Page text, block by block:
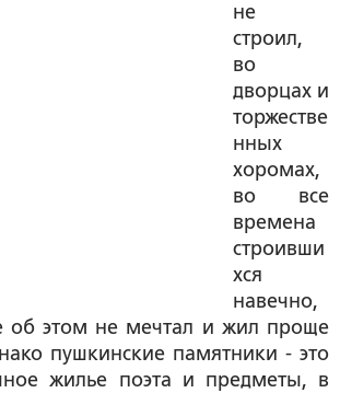
не
строил,
во
дворцах и
торжестве
нных
хоромах,
во все
времена
строивши
хся
навечно,
об этом не мечтал и жил проще
пушкинские памятники - это
жилье поэта и предметы, в